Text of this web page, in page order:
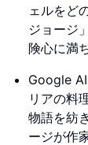
ェルをど
ジョージ
険心に満
Google
リアの料
物語を紡
ージが作